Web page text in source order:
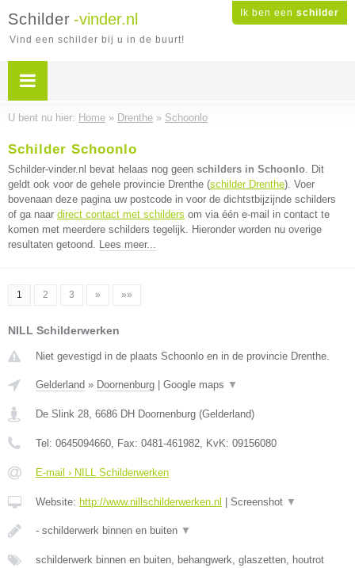
Ik ben een schilder
Schilder -vinder.nl
Vind een schilder bij u in de buurt!
U bent nu hier: Home » Drenthe » Schoonlo
Schilder Schoonlo
Schilder-vinder.nl bevat helaas nog geen schilders in Schoonlo. Dit
geldt ook voor de gehele provincie Drenthe (schilder Drenthe). Voer
bovenaan deze pagina uw postcode in voor de dichtstbijzijnde schilders
of ga naar direct contact met schilders om via één e-mail in contact te
komen met meerdere schilders tegelijk. Hieronder worden nu overige
resultaten getoond. Lees meer...
1 2 3 » »»
NILL Schilderwerken
Niet gevestigd in de plaats Schoonlo en in de provincie Drenthe.
Gelderland » Doornenburg Google maps ▼
De Slink 28, 6686 DH Doornenburg (Gelderland)
Tel: 0645094660, Fax: 0481-461982, KvK: 09156080
E-mail › NILL Schilderwerken
Website: http://www.nillschilderwerken.nl Screenshot ▼
- schilderwerk binnen en buiten ▼
schilderwerk binnen en buiten, behangwerk, glaszetten, houtrot